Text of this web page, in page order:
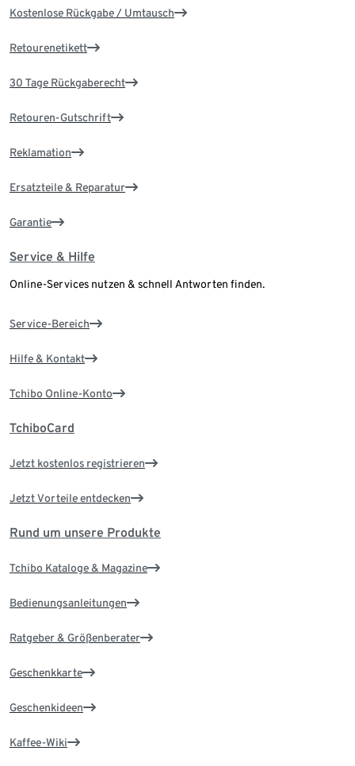
Kostenlose Rückgabe / Umtausch
Retourenetikett
30 Tage Rückgaberecht
Retouren-Gutschrift
Reklamation
Ersatzteile & Reparatur
Garantie
Service & Hilfe
Online-Services nutzen & schnell Antworten finden.
Service-Bereich
Hilfe & Kontakt
Tchibo Online-Konto
TchiboCard
Jetzt kostenlos registrieren
Jetzt Vorteile entdecken
Rund um unsere Produkte
Tchibo Kataloge & Magazine
Bedienungsanleitungen
Ratgeber & Größenberater
Geschenkkarte
Geschenkideen
Kaffee-Wiki